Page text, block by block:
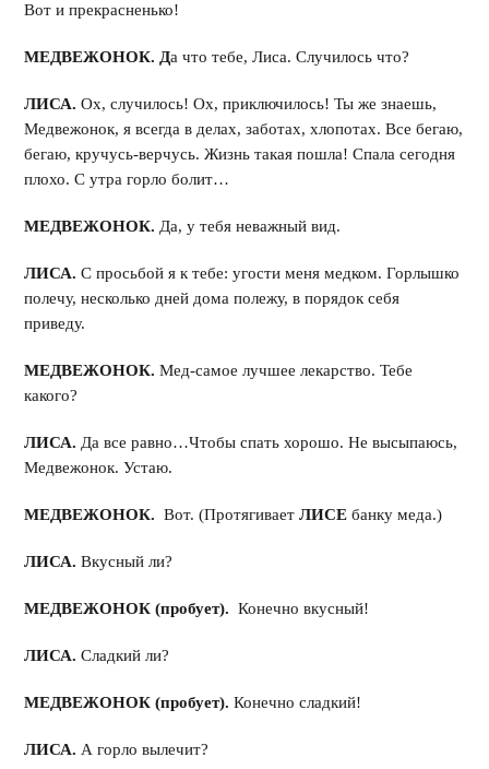
Вот и прекрасненько!
МЕДВЕЖОНОК. Да что тебе, Лиса. Случилось что?
ЛИСА. Ох, случилось! Ох, приключилось! Ты же знаешь,
Медвежонок, я всегда в делах, заботах, хлопотах. Все бегаю,
бегаю, кручусь-верчусь. Жизнь такая пошла! Спала сегодня
плохо. С утра горло болит…
МЕДВЕЖОНОК. Да, у тебя неважный вид.
ЛИСА.С просьбой я к тебе: угости меня медком. Горлышко
полечу, несколько дней дома полежу, в порядок себя
приведу.
МЕДВЕЖОНОК.Мед-самое лучшее лекарство. Тебе
какого?
ЛИСА. Да все равно…Чтобы спать хорошо. Не высыпаюсь,
Медвежонок. Устаю.
МЕДВЕЖОНОК. Вот. (ПротягиваетЛИСЕбанку меда.)
ЛИСА.Вкусный ли?
МЕДВЕЖОНОК (пробует). Конечно вкусный!
ЛИСА. Сладкий ли?
МЕДВЕЖОНОК (пробует).Конечно сладкий!
ЛИСА. А горло вылечит?